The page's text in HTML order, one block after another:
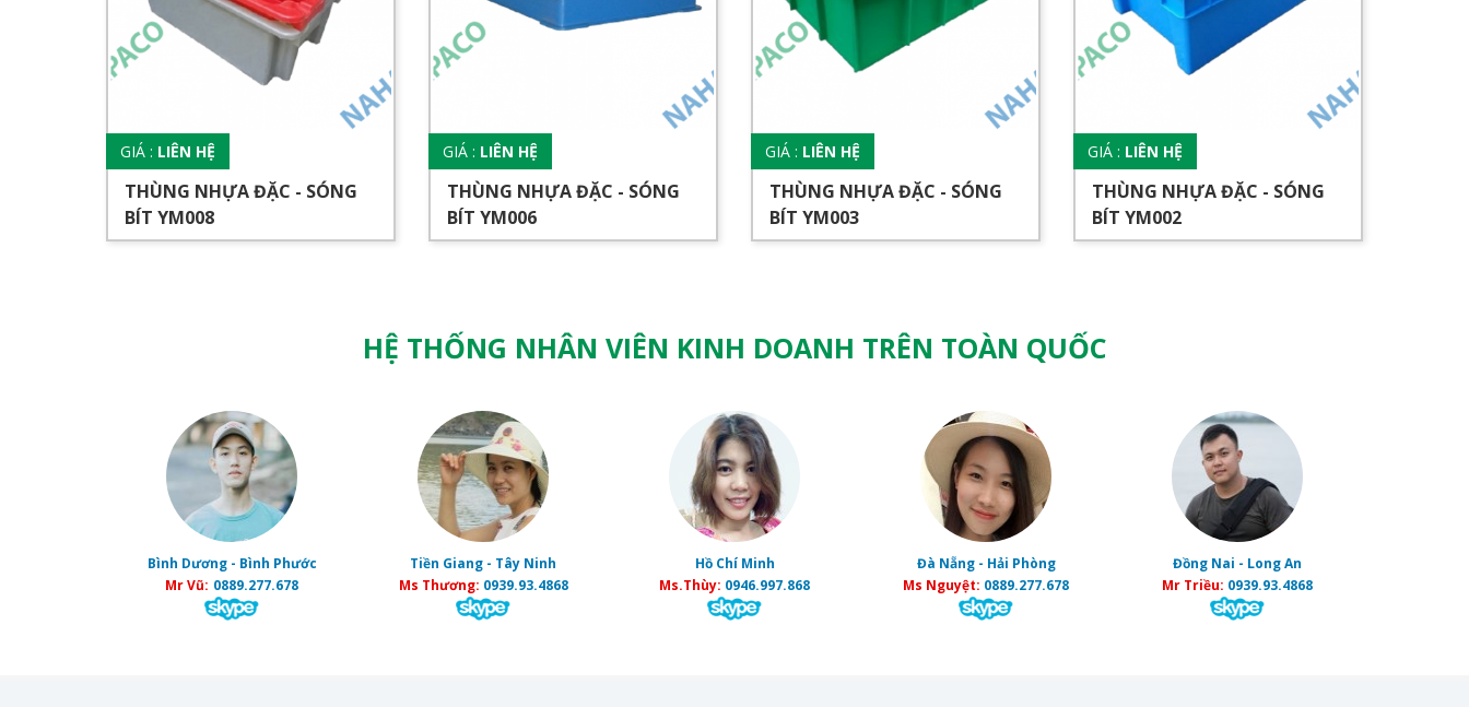
GIÁ : LIÊN HỆ
THÙNG NHỰA ĐẶC - SÓNG
BÍT YM008
GIÁ : LIÊN HỆ
THÙNG NHỰA ĐẶC - SÓNG
BÍT YM006
GIÁ : LIÊN HỆ
THÙNG NHỰA ĐẶC - SÓNG
BÍT YM003
GIÁ : LIÊN HỆ
THÙNG NHỰA ĐẶC - SÓNG
BÍT YM002
HỆ THỐNG NHÂN VIÊN KINH DOANH TRÊN TOÀN QUỐC
Bình Dương - Bình Phước
Mr Vũ: 0889.277.678
Tiền Giang - Tây Ninh
Ms Thương: 0939.93.4868
Hồ Chí Minh
Ms.Thùy: 0946.997.868
Đà Nẵng - Hải Phòng
Ms Nguyệt: 0889.277.678
Đồng Nai - Long An
Mr Triều: 0939.93.4868